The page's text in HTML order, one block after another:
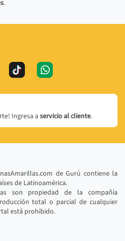
.
Ingresa a servicio al cliente.
de Gurú contiene la
de Latinoamérica.
son propiedad de la compañía
total o parcial de cualquier
está prohibido.